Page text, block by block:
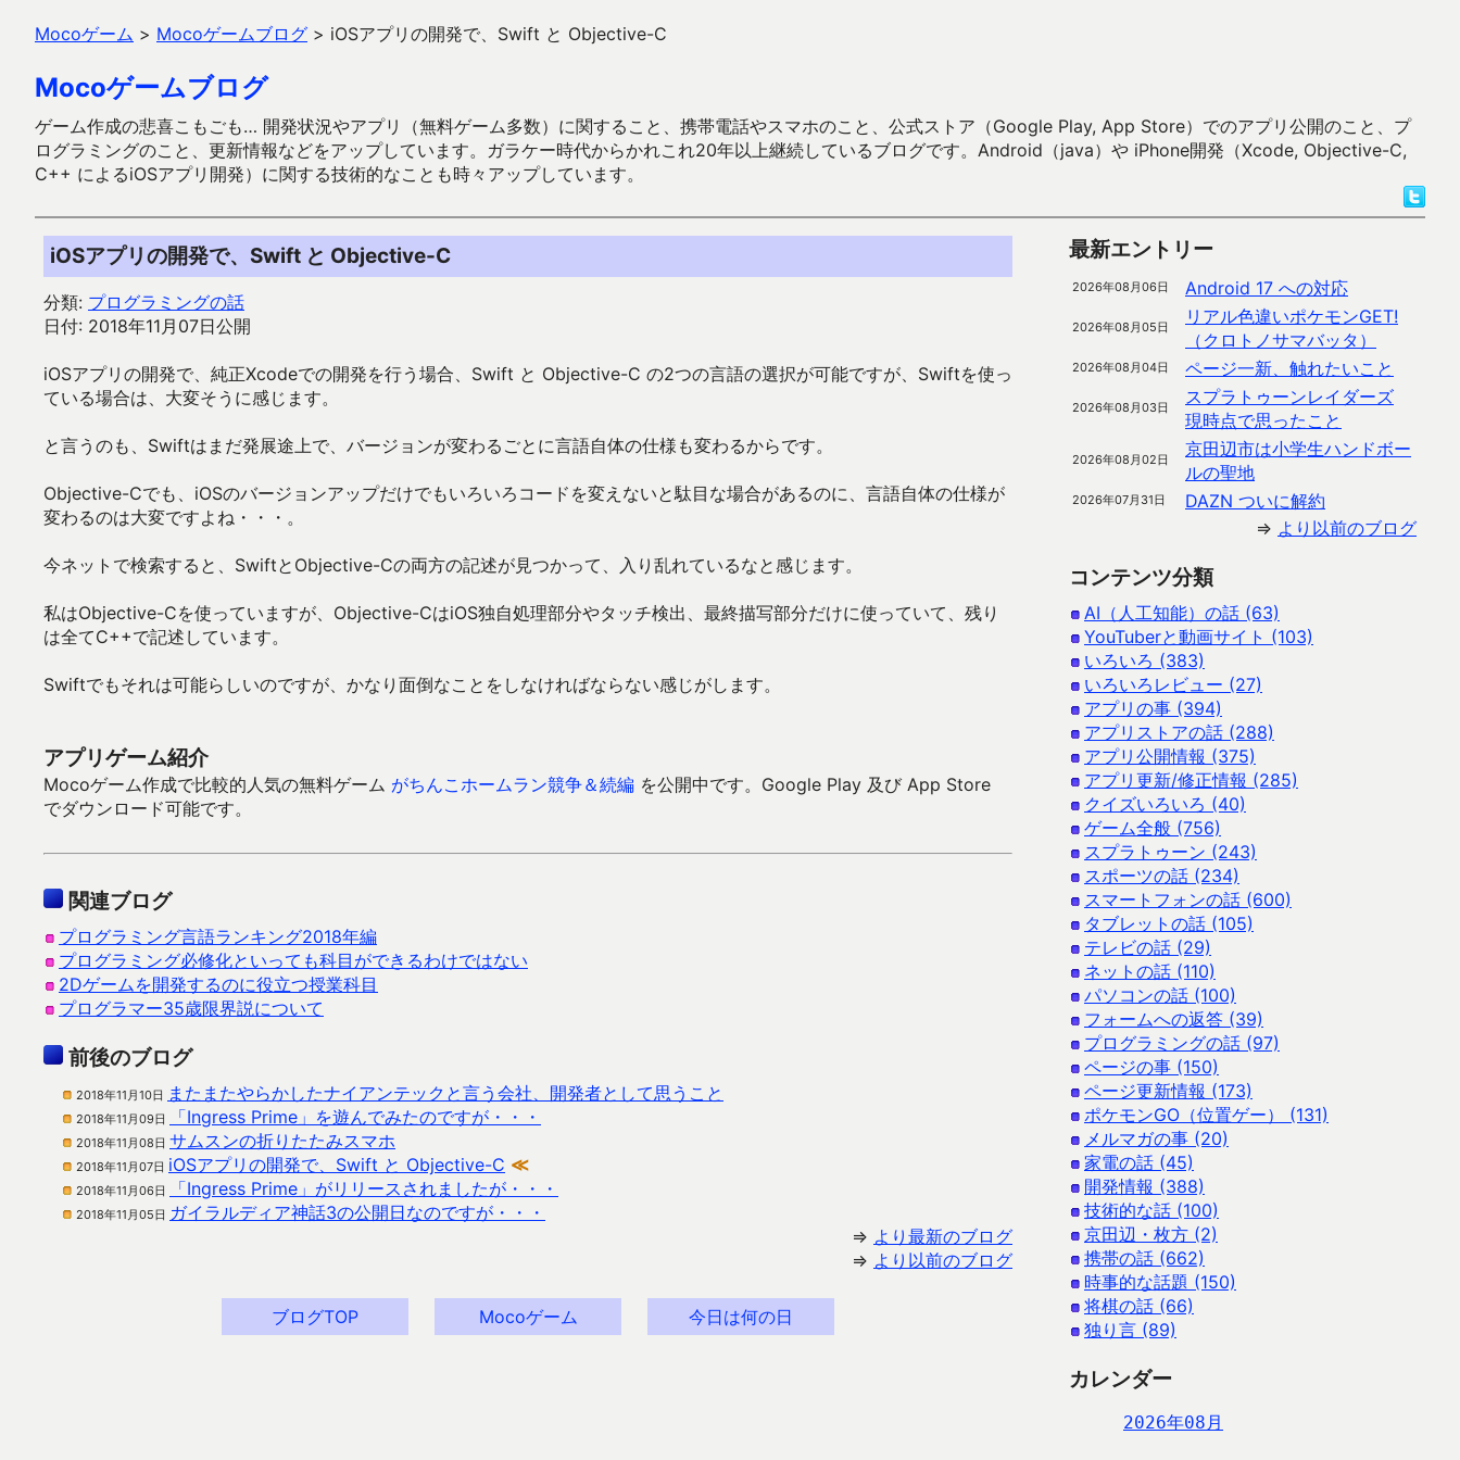
Mocoゲーム > Mocoゲームブログ > iOSアプリの開発で、Swift と Objective-C
Mocoゲームブログ
ゲーム作成の悲喜こもごも… 開発状況やアプリ（無料ゲーム多数）に関すること、携帯電話やスマホのこと、公式ストア（Google Play, App Store）でのアプリ公開のこと、プ
ログラミングのこと、更新情報などをアップしています。ガラケー時代からかれこれ20年以上継続しているブログです。Android（java）や iPhone開発（Xcode, Objective-C,
C++ によるiOSアプリ開発）に関する技術的なことも時々アップしています。
iOSアプリの開発で、Swift と Objective-C
分類: プログラミングの話
日付: 2018年11月07日公開
iOSアプリの開発で、純正Xcodeでの開発を行う場合、Swift と Objective-C の2つの言語の選択が可能ですが、Swiftを使っ
ている場合は、大変そうに感じます。
と言うのも、Swiftはまだ発展途上で、バージョンが変わるごとに言語自体の仕様も変わるからです。
Objective-Cでも、iOSのバージョンアップだけでもいろいろコードを変えないと駄目な場合があるのに、言語自体の仕様が
変わるのは大変ですよね・・・。
今ネットで検索すると、SwiftとObjective-Cの両方の記述が見つかって、入り乱れているなと感じます。
私はObjective-Cを使っていますが、Objective-CはiOS独自処理部分やタッチ検出、最終描写部分だけに使っていて、残り
は全てC++で記述しています。
Swiftでもそれは可能らしいのですが、かなり面倒なことをしなければならない感じがします。
アプリゲーム紹介
Mocoゲーム作成で比較的人気の無料ゲーム がちんこホームラン競争＆続編 を公開中です。Google Play 及び App Store
でダウンロード可能です。
関連ブログ
プログラミング言語ランキング2018年編
プログラミング必修化といっても科目ができるわけではない
2Dゲームを開発するのに役立つ授業科目
プログラマー35歳限界説について
前後のブログ
2018年11月10日 またまたやらかしたナイアンテックと言う会社、開発者として思うこと
2018年11月09日 「Ingress Prime」を遊んでみたのですが・・・
2018年11月08日 サムスンの折りたたみスマホ
2018年11月07日 iOSアプリの開発で、Swift と Objective-C ≪
2018年11月06日 「Ingress Prime」がリリースされましたが・・・
2018年11月05日 ガイラルディア神話3の公開日なのですが・・・
⇒ より最新のブログ
⇒ より以前のブログ
ブログTOP Mocoゲーム 今日は何の日
最新エントリー
2026年08月06日 Android 17 への対応
2026年08月05日
リアル色違いポケモンGET!
（クロトノサマバッタ）
2026年08月04日 ページ一新、触れたいこと
2026年08月03日
スプラトゥーンレイダーズ
現時点で思ったこと
2026年08月02日
京田辺市は小学生ハンドボー
ルの聖地
2026年07月31日
DAZN ついに解約
⇒ より以前のブログ
コンテンツ分類
AI（人工知能）の話 (63)
YouTuberと動画サイト (103)
いろいろ (383)
いろいろレビュー (27)
アプリの事 (394)
アプリストアの話 (288)
アプリ公開情報 (375)
アプリ更新/修正情報 (285)
クイズいろいろ (40)
ゲーム全般 (756)
スプラトゥーン (243)
スポーツの話 (234)
スマートフォンの話 (600)
タブレットの話 (105)
テレビの話 (29)
ネットの話 (110)
パソコンの話 (100)
フォームへの返答 (39)
プログラミングの話 (97)
ページの事 (150)
ページ更新情報 (173)
ポケモンGO（位置ゲー） (131)
メルマガの事 (20)
家電の話 (45)
開発情報 (388)
技術的な話 (100)
京田辺・枚方 (2)
携帯の話 (662)
時事的な話題 (150)
将棋の話 (66)
独り言 (89)
カレンダー
2026年08月